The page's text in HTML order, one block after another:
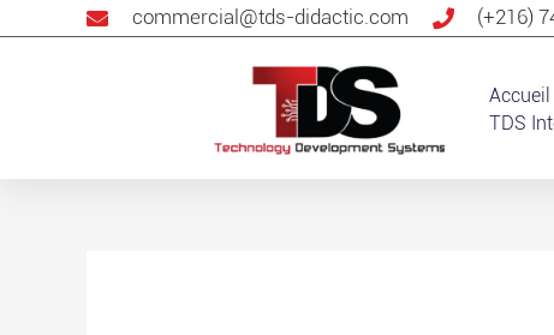
commercial@tds-didactic.com (+216)
Accueil
TDS